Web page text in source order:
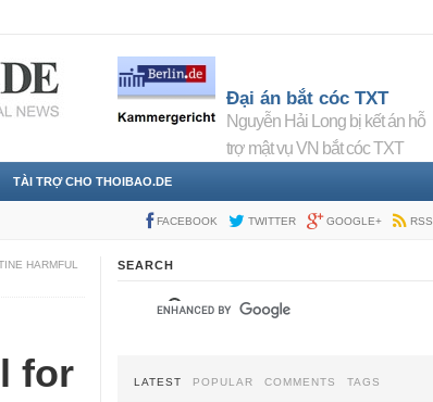
Đại án bắt cóc TXT
Nguyễn Hải Long bị kết án hỗ
trợ mật vụ VN bắt cóc TXT
TÀI TRỢ CHO THOIBAO.DE
FACEBOOK TWITTER GOOGLE+ RSS
HARMFUL
for
SEARCH
LATEST POPULAR COMMENTS TAGS